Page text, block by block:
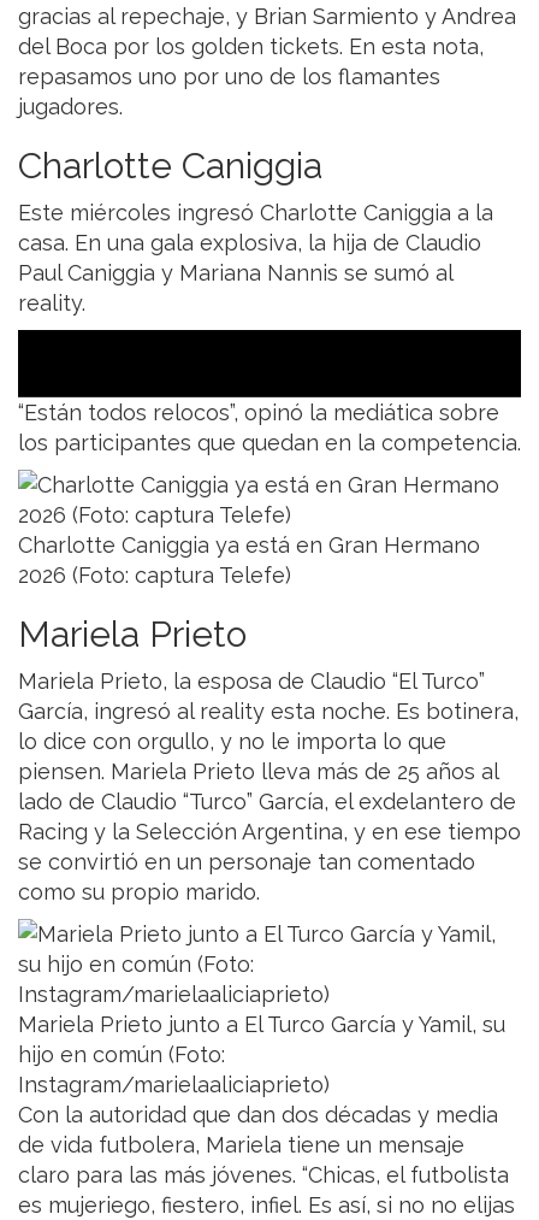
gracias al repechaje, y Brian Sarmiento y Andrea
del Boca por los golden tickets. En esta nota,
repasamos uno por uno de los flamantes
jugadores.
Charlotte Caniggia
Este miércoles ingresó Charlotte Caniggia a la
casa. En una gala explosiva, la hija de Claudio
Paul Caniggia y Mariana Nannis se sumó al
reality.
“Están todos relocos”, opinó la mediática sobre
los participantes que quedan en la competencia.
Charlotte Caniggia ya está en Gran Hermano
2026 (Foto: captura Telefe)
Mariela Prieto
Mariela Prieto, la esposa de Claudio “El Turco”
García, ingresó al reality esta noche. Es botinera,
lo dice con orgullo, y no le importa lo que
piensen. Mariela Prieto lleva más de 25 años al
lado de Claudio “Turco” García, el exdelantero de
Racing y la Selección Argentina, y en ese tiempo
se convirtió en un personaje tan comentado
como su propio marido.
Mariela Prieto junto a El Turco García y Yamil, su
hijo en común (Foto:
Instagram/marielaaliciaprieto)
Con la autoridad que dan dos décadas y media
de vida futbolera, Mariela tiene un mensaje
claro para las más jóvenes. “Chicas, el futbolista
es mujeriego, fiestero, infiel. Es así, si no no elijas